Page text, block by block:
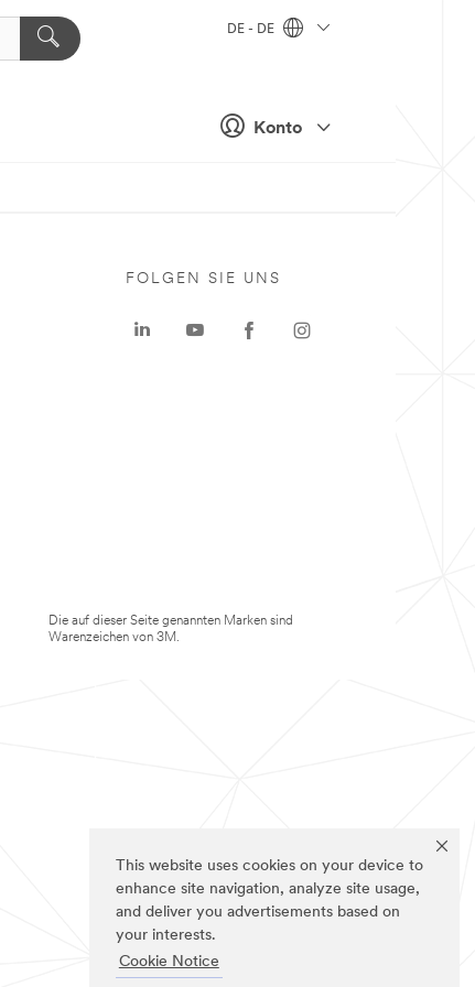
This website uses cookies on your device to
enhance site navigation, analyze site usage,
and deliver you advertisements based on
your interests.
Cookie Notice
Konto
DE - DE
FOLGEN SIE UNS
Die auf dieser Seite genannten Marken sind
Warenzeichen von 3M.